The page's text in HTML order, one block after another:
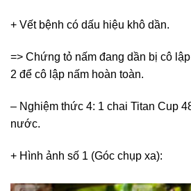
+ Vết bệnh có dấu hiệu khô dần.
=> Chứng tỏ nấm đang dần bị cô
2 để cô lập nấm hoàn toàn.
– Nghiệm thức 4: 1 chai Titan Cup
nước.
+ Hình ảnh số 1 (Góc chụp xa):